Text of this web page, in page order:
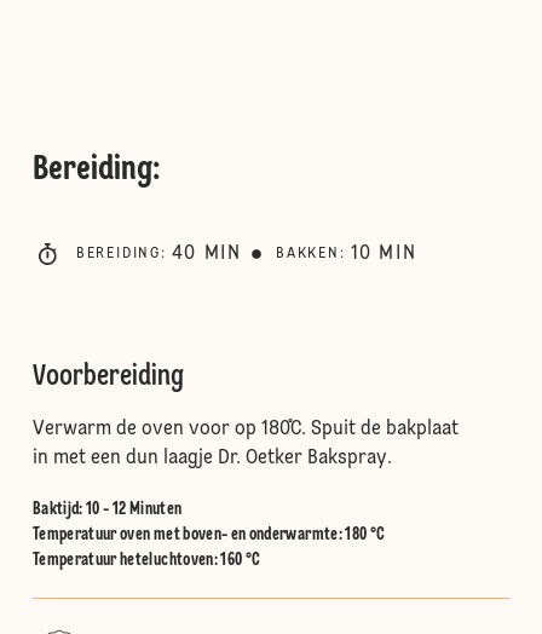
Bereiding:
BEREIDING : 40 MIN BAKKEN : 10 MIN
Voorbereiding
Verwarm de oven voor op 180˚C. Spuit de bakplaat
in met een dun laagje Dr. Oetker Bakspray.
Baktijd: 10 - 12 Minuten
Temperatuur oven met boven- en onderwarmte:180 °C
Temperatuur heteluchtoven:160 °C